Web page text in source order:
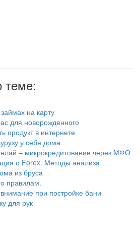
теме:
на карту
для новорожденного
продукт в интернете
у себя дома
– микрокредитование через МФО
о Forex. Методы анализа
из бруса
правилам.
при постройке бани
для рук